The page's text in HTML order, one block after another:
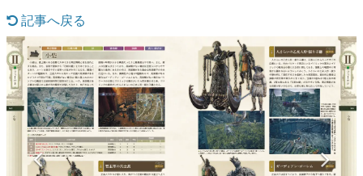
特集記事
マンガ
女性向け
アプリレビュー
その他
記事へ戻る